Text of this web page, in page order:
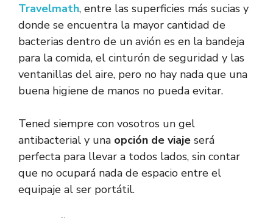
Travelmath, entre las superficies más sucias y
donde se encuentra la mayor cantidad de
bacterias dentro de un avión es en la bandeja
para la comida, el cinturón de seguridad y las
ventanillas del aire, pero no hay nada que una
buena higiene de manos no pueda evitar.
Tened siempre con vosotros un gel
antibacterial y una opción de viaje será
perfecta para llevar a todos lados, sin contar
que no ocupará nada de espacio entre el
equipaje al ser portátil.